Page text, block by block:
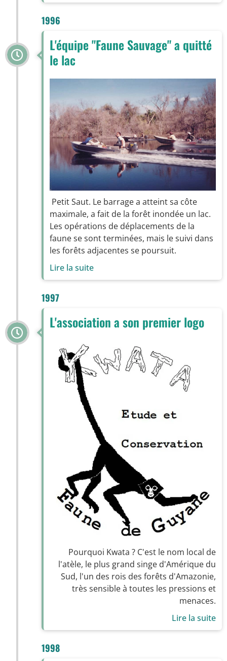
1996
L'équipe "Faune Sauvage" a quitté
le lac
Petit Saut. Le barrage a atteint sa côte
maximale, a fait de la forêt inondée un lac.
Les opérations de déplacements de la
faune se sont terminées, mais le suivi dans
les forêts adjacentes se poursuit.
Lire la suite
1997
L'association a son premier logo
Pourquoi Kwata ? C'est le nom local de
l'atèle, le plus grand singe d'Amérique du
Sud, l'un des rois des forêts d'Amazonie,
très sensible à toutes les pressions et
menaces.
Lire la suite
1998